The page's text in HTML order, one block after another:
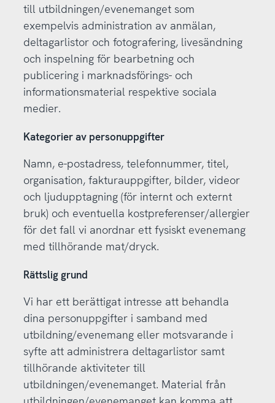
till utbildningen/evenemanget som
exempelvis administration av anmälan,
deltagarlistor och fotografering, livesändning
och inspelning för bearbetning och
publicering i marknadsförings- och
informationsmaterial respektive sociala
medier.
Kategorier av personuppgifter
Namn, e-postadress, telefonnummer, titel,
organisation, fakturauppgifter, bilder, videor
och ljudupptagning (för internt och externt
bruk) och eventuella kostpreferenser/allergier
för det fall vi anordnar ett fysiskt evenemang
med tillhörande mat/dryck.
Rättslig grund
Vi har ett berättigat intresse att behandla
dina personuppgifter i samband med
utbildning/evenemang eller motsvarande i
syfte att administrera deltagarlistor samt
tillhörande aktiviteter till
utbildningen/evenemanget. Material från